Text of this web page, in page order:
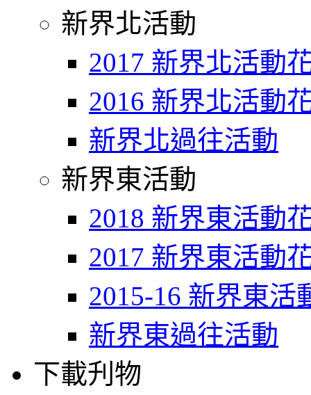
新界北活動
2017 新界北活動
2016 新界北活動
新界北過往活動
新界東活動
2018 新界東活動
2017 新界東活動
2015-16 新界東活
新界東過往活動
下載刋物